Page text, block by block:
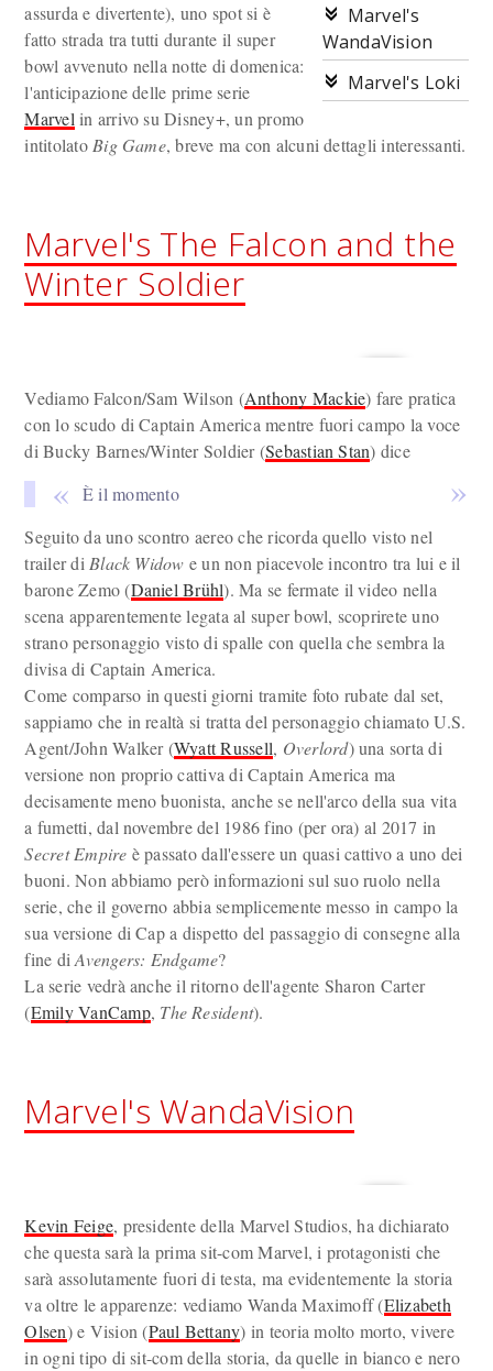
Marvel's
WandaVision
Marvel's Loki
assurda e divertente), uno spot si è
fatto strada tra tutti durante il super
bowl avvenuto nella notte di domenica:
l'anticipazione delle prime serie
Marvel in arrivo su Disney+, un promo
intitolato Big Game, breve ma con alcuni dettagli interessanti.
Marvel's The Falcon and the
Winter Soldier
Vediamo Falcon/Sam Wilson (Anthony Mackie) fare pratica
con lo scudo di Captain America mentre fuori campo la voce
di Bucky Barnes/Winter Soldier (Sebastian Stan) dice
È il momento
Seguito da uno scontro aereo che ricorda quello visto nel
trailer di Black Widow e un non piacevole incontro tra lui e il
barone Zemo (Daniel Brühl). Ma se fermate il video nella
scena apparentemente legata al super bowl, scoprirete uno
strano personaggio visto di spalle con quella che sembra la
divisa di Captain America.
Come comparso in questi giorni tramite foto rubate dal set,
sappiamo che in realtà si tratta del personaggio chiamato U.S.
Agent/John Walker (Wyatt Russell, Overlord) una sorta di
versione non proprio cattiva di Captain America ma
decisamente meno buonista, anche se nell'arco della sua vita
a fumetti, dal novembre del 1986 fino (per ora) al 2017 in
Secret Empire è passato dall'essere un quasi cattivo a uno dei
buoni. Non abbiamo però informazioni sul suo ruolo nella
serie, che il governo abbia semplicemente messo in campo la
sua versione di Cap a dispetto del passaggio di consegne alla
fine diAvengers: Endgame?
La serie vedrà anche il ritorno dell'agente Sharon Carter
(Emily VanCamp, The Resident).
Marvel's WandaVision
Kevin Feige, presidente della Marvel Studios, ha dichiarato
che questa sarà la prima sit-com Marvel, i protagonisti che
sarà assolutamente fuori di testa, ma evidentemente la storia
va oltre le apparenze: vediamo Wanda Maximoff (Elizabeth
Olsen) e Vision (Paul Bettany) in teoria molto morto, vivere
in ogni tipo di sit-com della storia, da quelle in bianco e nero